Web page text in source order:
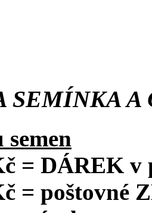
SEMÍNKA A
= DÁREK v
= poštovné